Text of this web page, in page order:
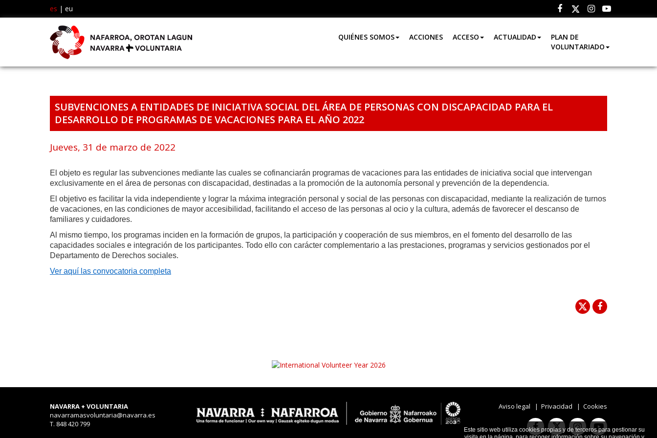
Este sitio web utiliza cookies propias y de terceros para gestionar su
es | eu
Facebook
Twitter
Instagram
Youtube
QUIÉNES SOMOS ACCIONES ACCESO ACTUALIDAD
PLAN DE
VOLUNTARIADO
SUBVENCIONES A ENTIDADES DE INICIATIVA SOCIAL DEL ÁREA DE PERSONAS CON DISCAPACIDAD PARA EL
DESARROLLO DE PROGRAMAS DE VACACIONES PARA EL AÑO 2022
Jueves, 31 de marzo de 2022
El objeto es regular las subvenciones mediante las cuales se cofinanciarán programas de vacaciones para las entidades de iniciativa social que intervengan
exclusivamente en el área de personas con discapacidad, destinadas a la promoción de la autonomía personal y prevención de la dependencia.
El objetivo es facilitar la vida independiente y lograr la máxima integración personal y social de las personas con discapacidad, mediante la realización de turnos
de vacaciones, en las condiciones de mayor accesibilidad, facilitando el acceso de las personas al ocio y la cultura, además de favorecer el descanso de
familiares y cuidadores.
Al mismo tiempo, los programas inciden en la formación de grupos, la participación y cooperación de sus miembros, en el fomento del desarrollo de las
capacidades sociales e integración de los participantes. Todo ello con carácter complementario a las prestaciones, programas y servicios gestionados por el
Departamento de Derechos sociales.
Ver aquí las convocatoria completa
NAVARRA + VOLUNTARIA
navarramasvoluntaria@navarra.es
T. 848 420 799
Aviso legal | Privacidad | Cookies
Facebook
Twitter
Instagram
Youtube